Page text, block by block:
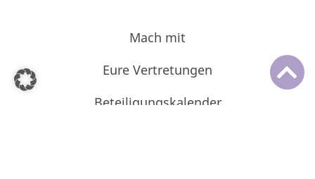
Mach mit
Eure Vertretungen
Beteiligungskalender